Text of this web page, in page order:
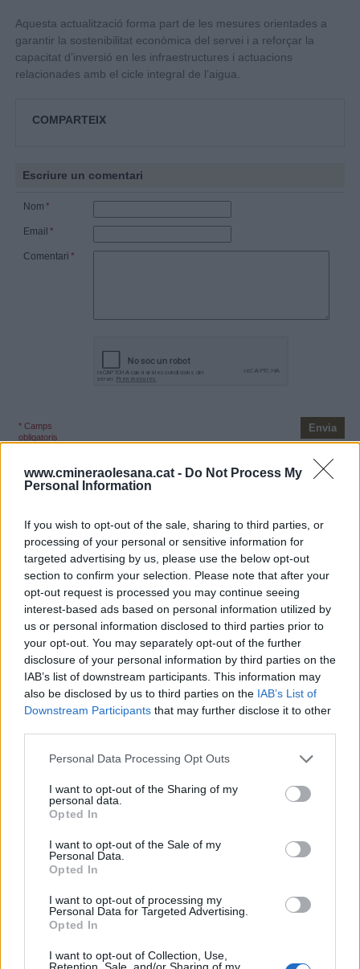
www.cmineraolesana.cat - Do Not Process My
Personal Information
If you wish to opt-out of the sale, sharing to third parties, or
processing of your personal or sensitive information for
targeted advertising by us, please use the below opt-out
section to confirm your selection. Please note that after your
opt-out request is processed you may continue seeing
interest-based ads based on personal information utilized by
us or personal information disclosed to third parties prior to
your opt-out. You may separately opt-out of the further
disclosure of your personal information by third parties on the
IAB’s list of downstream participants. This information may
also be disclosed by us to third parties on the IAB’s List of
Downstream Participants that may further disclose it to other
Personal Data Processing Opt Outs
I want to opt-out of the Sharing of my
personal data.
Opted In
I want to opt-out of the Sale of my
Personal Data.
Opted In
I want to opt-out of processing my
Personal Data for Targeted Advertising.
Opted In
I want to opt-out of Collection, Use,
Retention, Sale, and/or Sharing of my
Aquesta actualització forma part de les mesures orientades a
garantir la sostenibilitat econòmica del servei i a reforçar la
capacitat d’inversió en les infraestructures i actuacions
relacionades amb el cicle integral de l’aigua.
COMPARTEIX
Escriure un comentari
Nom *
Email *
Comentari *
* Camps
obligatoris
Oficina Virtual
Per operar a l'oficina virtual ha de ser un usuari registrat.
Adreça electrònica
Clau de pas
Recordar contrasenya
Registra't
Companyia
per un grup d’Olesans esperonats pel modernisme...
Atenció a l'abonat
Seu social